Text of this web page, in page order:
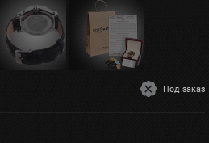
Под заказ